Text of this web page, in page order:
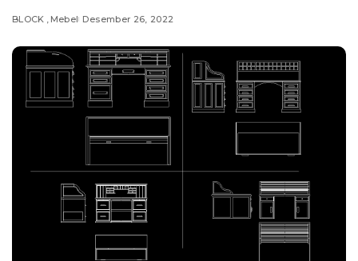
BLOCK Mebel Desember 26, 2022